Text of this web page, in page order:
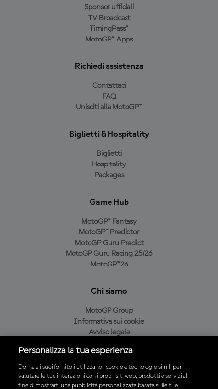
Sponsor ufficiali
TV Broadcast
TimingPass™
MotoGP™ Apps
Richiedi assistenza
Contattaci
FAQ
Unisciti alla MotoGP™
Biglietti & Hospitality
Biglietti
Hospitality
Packages
Game Hub
MotoGP™ Fantasy
MotoGP™ Predictor
MotoGP Guru Predict
MotoGP Guru Racing 25/26
MotoGP™26
Chi siamo
MotoGP Group
Informativa sui cookie
Avviso legale
Condizioni di acquisto
Personalizza la tua esperienza
Dorna e i suoi fornitori utilizzano i cookie e tecnologie simili per
valutare le tue interazioni con i propri siti web, prodotti e servizi al
fine di mostrarti una pubblicità personalizzata basata sulle tue